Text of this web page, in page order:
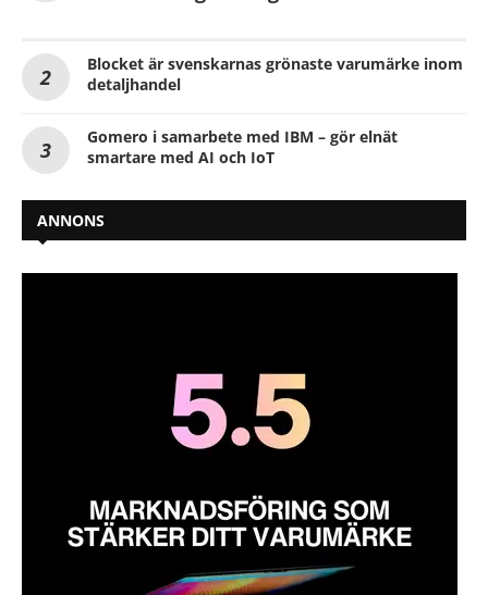
Blocket är svenskarnas grönaste varumärke inom
detaljhandel
Gomero i samarbete med IBM – gör elnät
smartare med AI och IoT
ANNONS